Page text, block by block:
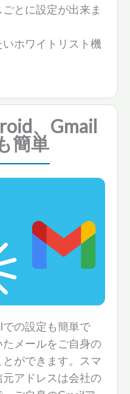
とに設定が出来ま
ホワイトリスト機
、Gmail
簡単
の設定も簡単で
メールをご自身の
ができます。スマ
アドレスは会社の